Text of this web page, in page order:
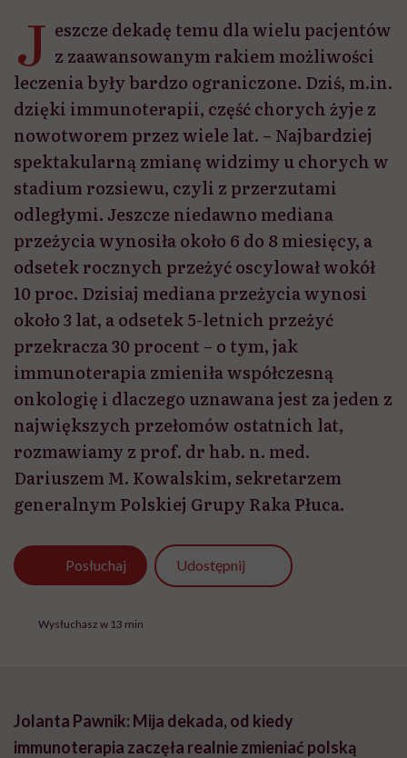
J eszcze dekadę temu dla wielu pacjentów
z zaawansowanym rakiem możliwości
leczenia były bardzo ograniczone. Dziś, m.in.
dzięki immunoterapii, część chorych żyje z
nowotworem przez wiele lat. – Najbardziej
spektakularną zmianę widzimy u chorych w
stadium rozsiewu, czyli z przerzutami
odległymi. Jeszcze niedawno mediana
przeżycia wynosiła około 6 do 8 miesięcy, a
odsetek rocznych przeżyć oscylował wokół
10 proc. Dzisiaj mediana przeżycia wynosi
około 3 lat, a odsetek 5-letnich przeżyć
przekracza 30 procent – o tym, jak
immunoterapia zmieniła współczesną
onkologię i dlaczego uznawana jest za jeden z
największych przełomów ostatnich lat,
rozmawiamy z prof. dr hab. n. med.
Dariuszem M. Kowalskim, sekretarzem
generalnym Polskiej Grupy Raka Płuca.
Posłuchaj Udostępnij
Wysłuchasz w 13 min
Jolanta Pawnik: Mija dekada, od kiedy
immunoterapia zaczęła realnie zmieniać polską